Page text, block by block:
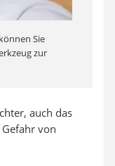
Sie
zur
auch das
von